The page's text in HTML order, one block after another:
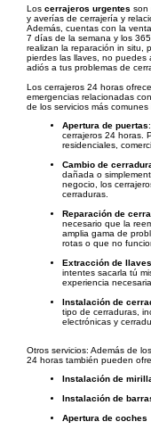
Los cerrajeros urgentes son
y averías de cerrajería y
Además, cuentas con la
7 días de la semana y los
realizan la reparación in situ,
pierdes las llaves, no puedes
adiós a tus problemas de
Los cerrajeros 24 horas
emergencias relacionadas
de los servicios más comunes
Apertura de puertas
cerrajeros 24 horas.
residenciales,
Cambio de
dañada o
negocio, los
cerraduras.
Reparación de
necesario que la
amplia gama de
rotas o que no
Extracción de
intentes sacarla tú
experiencia
Instalación de
tipo de cerraduras,
electrónicas y
Otros servicios: Además de
24 horas también pueden
Instalación de
Instalación de
Apertura de coches